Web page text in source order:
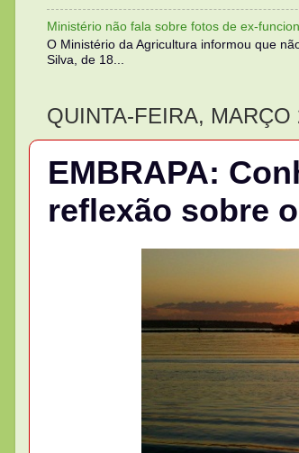
Ministério não fala sobre fotos de ex-
O Ministério da Agricultura informou que
Silva, de 18...
QUINTA-FEIRA, MARÇO
EMBRAPA:
reflexão sobre